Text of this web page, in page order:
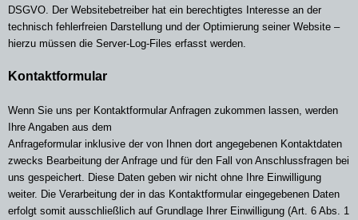
DSGVO. Der Websitebetreiber hat ein berechtigtes Interesse an der
technisch fehlerfreien Darstellung und der Optimierung seiner Website –
hierzu müssen die Server-Log-Files erfasst werden.
Kontaktformular
Wenn Sie uns per Kontaktformular Anfragen zukommen lassen, werden
Ihre Angaben aus dem
Anfrageformular inklusive der von Ihnen dort angegebenen Kontaktdaten
zwecks Bearbeitung der Anfrage und für den Fall von Anschlussfragen bei
uns gespeichert. Diese Daten geben wir nicht ohne Ihre Einwilligung
weiter. Die Verarbeitung der in das Kontaktformular eingegebenen Daten
erfolgt somit ausschließlich auf Grundlage Ihrer Einwilligung (Art. 6 Abs. 1